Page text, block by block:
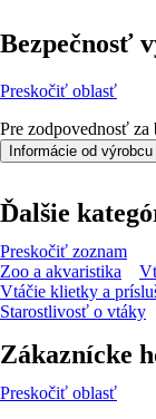
Bezpečnosť
Preskočiť oblasť
Pre zodpovednosť
Informácie od výrobcu
Ďalšie
Preskočiť zoznam
Zoo a akvaristika
Vtáčie klietky a
Starostlivosť o vtáky
Zákaznícke
Preskočiť oblasť